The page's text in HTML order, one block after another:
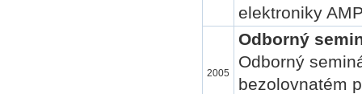
elektroniky
2005
Odborný
Odborný
bezolovnatém